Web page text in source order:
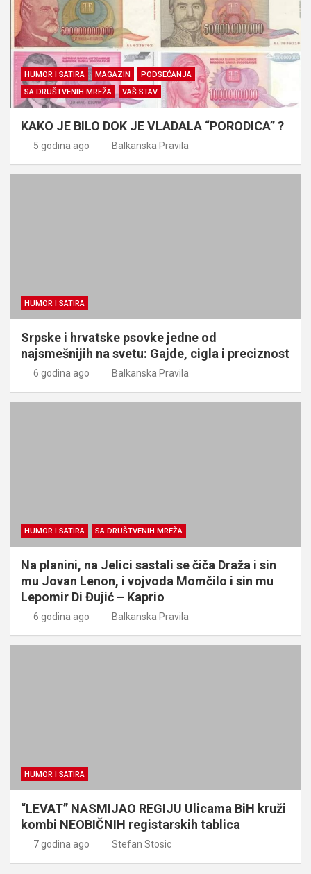
HUMOR I SATIRA MAGAZIN
PODSEĆANJA
SA DRUŠTVENIH MREŽA
VAŠ STAV
KAKO JE BILO DOK JE VLADALA “PORODICA” ?
5 godina ago Balkanska Pravila
HUMOR I SATIRA
Srpske i hrvatske psovke jedne od
najsmešnijih na svetu: Gajde, cigla i preciznost
6 godina ago Balkanska Pravila
HUMOR I SATIRA SA DRUŠTVENIH MREŽA
Na planini, na Jelici sastali se čiča Draža i sin
mu Jovan Lenon, i vojvoda Momčilo i sin mu
Lepomir Di Đujić – Kaprio
6 godina ago Balkanska Pravila
HUMOR I SATIRA
“LEVAT” NASMIJAO REGIJU Ulicama BiH kruži
kombi NEOBIČNIH registarskih tablica
7 godina ago Stefan Stosic